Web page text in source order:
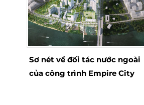
Sơ nét về đối tác nước ngoài
của công trình Empire City